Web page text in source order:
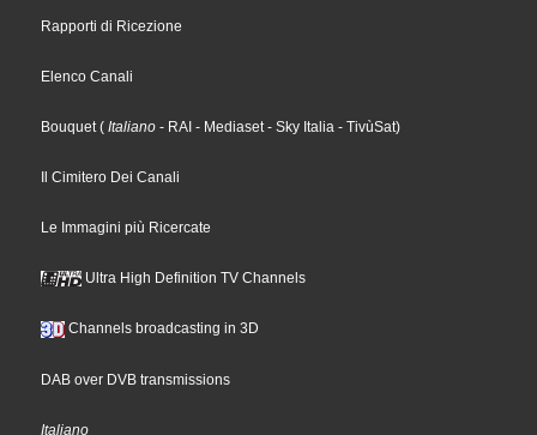
Rapporti di Ricezione
Elenco Canali
Bouquet( Italiano - RAI - Mediaset- Sky Italia - TivùSat)
Il Cimitero Dei Canali
Le Immagini più Ricercate
Ultra High Definition TV Channels
Channels broadcasting in 3D
DAB over DVB transmissions
Italiano